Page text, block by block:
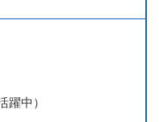
中）